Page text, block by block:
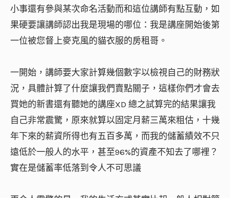
小事還有參與某次命名活動而和這位講師有點互動，如
果硬要讓講師認出我是現場的哪位：我是講座開始後第
一位被您督上麥克風的貓衣服的房租哥。
一開始，講師要大家計算幾個數字以檢視自己的財務狀
況，具體計算了什麼讓我們賣點關子，這樣你們才會去
買她的新書還有聽她的講座XD 總之試算完的結果讓我
自己非常震驚，原來就算以固定月薪三萬來粗估，十幾
年下來的薪資所得也有五百多萬，而我的儲蓄績效不只
遠低於一般人的水平，甚至96%的資產不知去了哪裡？
實在是儲蓄率低落到令人不可思議